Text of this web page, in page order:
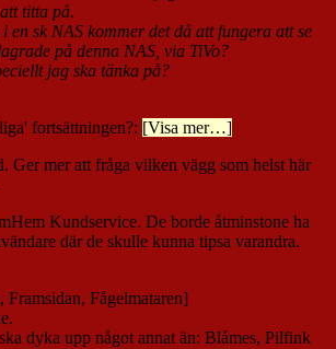
titta på.
en sk NAS kommer det då att fungera att se
på denna NAS, via TiVo?
jag ska tänka på?
fortsättningen?: [Visa mer…]
Ger mer att fråga vilken vägg som helst här
Kundservice. De borde åtminstone ha
där de skulle kunna tipsa varandra.
dyka upp något annat än: Blåmes, Pilfink